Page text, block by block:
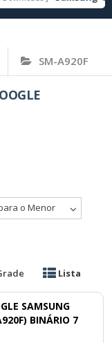
SM-A920F
o Menor
Lista
SAMSUNG
BINÁRIO 7